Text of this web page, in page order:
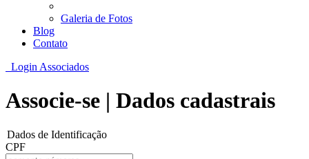
Galeria de Fotos
Blog
Contato
Login Associados
Associe-se | Dados cadastrais
Dados de Identificação
CPF